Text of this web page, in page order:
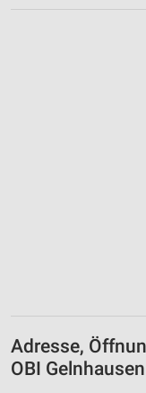
Adresse,
OBI